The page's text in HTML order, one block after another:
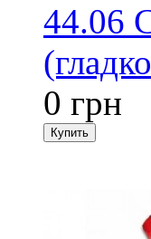
44.06
0 грн